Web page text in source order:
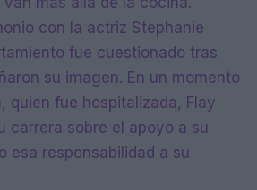
con la actriz Stephanie
fue cuestionado tras
su imagen. En un momento
quien fue hospitalizada, Flay
carrera sobre el apoyo a su
esa responsabilidad a su